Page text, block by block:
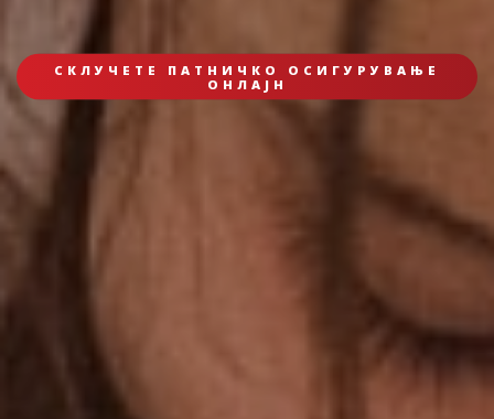
СКЛУЧЕТЕ ПАТНИЧКО ОСИГУРУВАЊЕ
ОНЛАЈН